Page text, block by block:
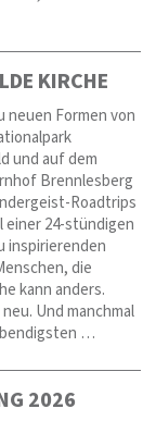
KIRCHE
neuen Formen von
und auf dem
Brennlesberg
Roadtrips
einer 24-stündigen
inspirierenden
die
kann anders.
Und manchmal
…
2026